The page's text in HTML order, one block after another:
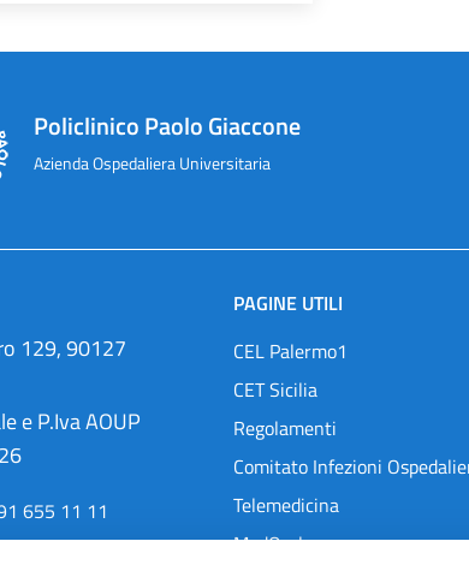
Policlinico Paolo Giaccone
Azienda Ospedaliera Universitaria
129, 90127
e P.Iva AOUP
655 11 11
PAGINE UTILI
CEL Palermo1
CET Sicilia
Regolamenti
Comitato Infezioni
Telemedicina
MedOral